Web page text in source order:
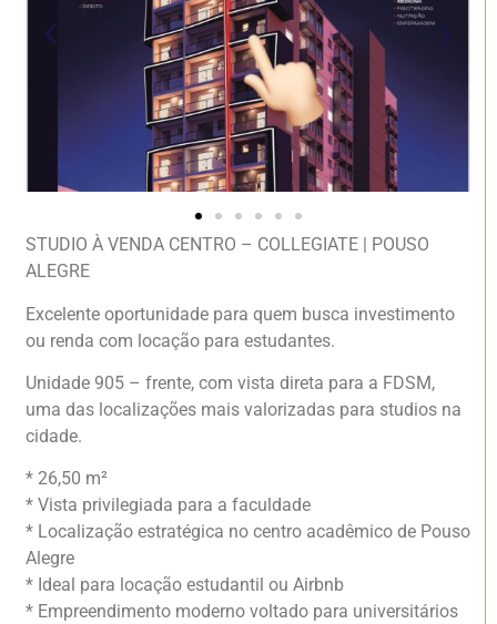
STUDIO À VENDA CENTRO – COLLEGIATE | POUSO
ALEGRE
Excelente oportunidade para quem busca investimento
ou renda com locação para estudantes.
Unidade 905 – frente, com vista direta para a FDSM,
uma das localizações mais valorizadas para studios na
cidade.
* 26,50 m²
* Vista privilegiada para a faculdade
* Localização estratégica no centro acadêmico de Pouso
Alegre
* Ideal para locação estudantil ou Airbnb
* Empreendimento moderno voltado para universitários